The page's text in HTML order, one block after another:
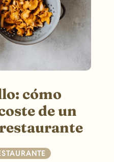
cómo
de un